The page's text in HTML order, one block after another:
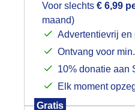
Voor slechts € 6,99
maand)
Advertentievrij en
Ontvang voor
10% donatie aan
Elk moment
Gratis
Foto en video
Mogen we je
het
Indien je hier nog